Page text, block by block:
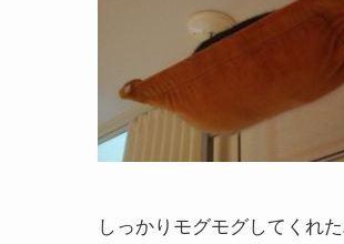
しっかりモグモグしてくれ